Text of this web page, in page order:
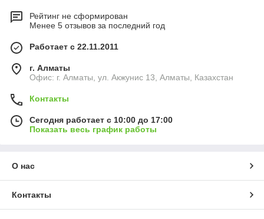
Рейтинг не сформирован
Менее 5 отзывов за последний год
Работает с 22.11.2011
г. Алматы
Офис: г. Алматы, ул. Акжунис 13, Алматы, Казахстан
Контакты
Сегодня работает с 10:00 до 17:00
Показать весь график работы
О нас
Контакты